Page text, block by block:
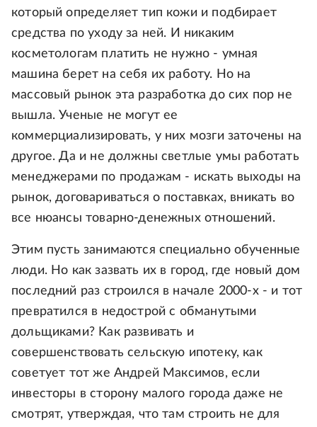
который определяет тип кожи и подбирает
средства по уходу за ней. И никаким
косметологам платить не нужно - умная
машина берет на себя их работу. Но на
массовый рынок эта разработка до сих пор не
вышла. Ученые не могут ее
коммерциализировать, у них мозги заточены на
другое. Да и не должны светлые умы работать
менеджерами по продажам - искать выходы на
рынок, договариваться о поставках, вникать во
все нюансы товарно-денежных отношений.
Этим пусть занимаются специально обученные
люди. Но как зазвать их в город, где новый дом
последний раз строился в начале 2000-х - и тот
превратился в недострой с обманутыми
дольщиками? Как развивать и
совершенствовать сельскую ипотеку, как
советует тот же Андрей Максимов, если
инвесторы в сторону малого города даже не
смотрят, утверждая, что там строить не для